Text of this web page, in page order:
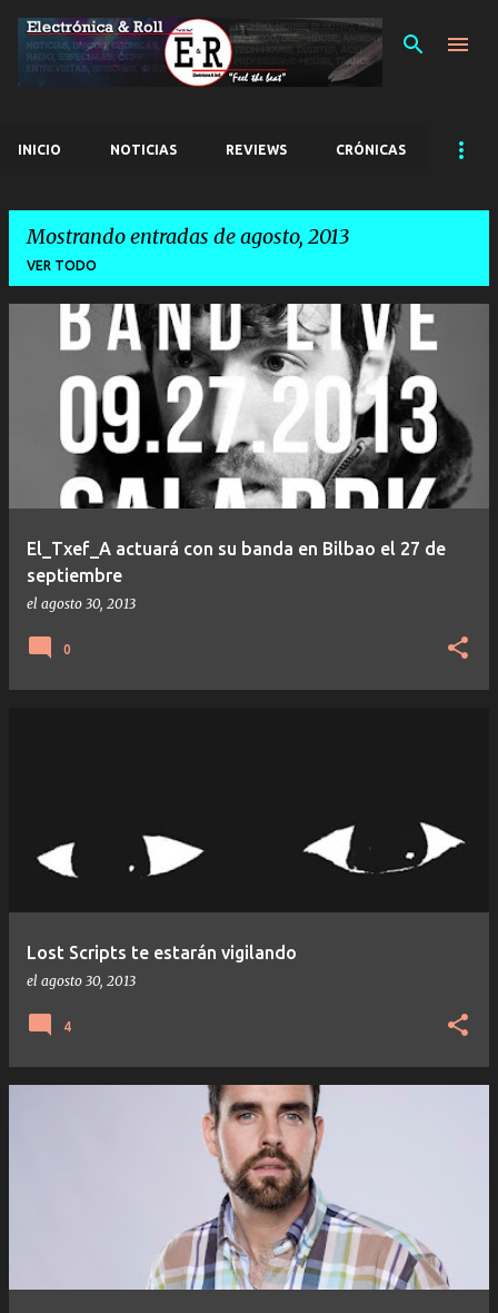
Ir al contenido principal
INICIO NOTICIAS REVIEWS CRÓNICAS
Mostrando entradas de agosto, 2013
VER TODO
a
El_Txef_A actuará con su banda en Bilbao el 27 de
septiembre
el agosto 30, 2013
0
Lost Scripts te estarán vigilando
el agosto 30, 2013
4